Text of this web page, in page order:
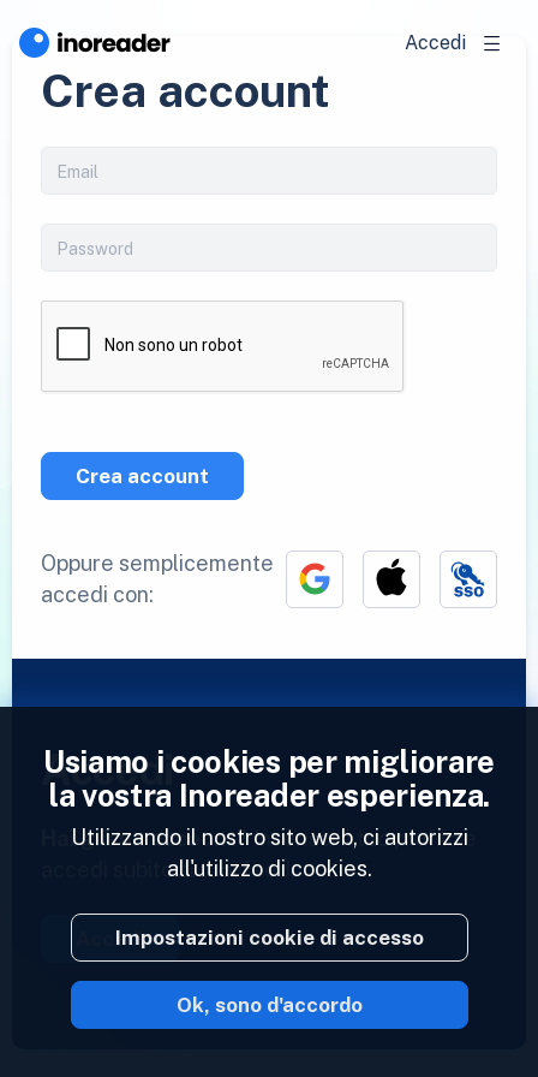
Accedi
Crea account
Crea account
Oppure semplicemente
accedi con:
Accedi
Hai già un account?Inserisci il tuo profilo e
accedi subito ai tuoi feed.
Accedi
2023 © Inoreader
Usiamo i cookies per migliorare
la vostra Inoreader esperienza.
Utilizzando il nostro sito web, ci autorizzi
all'utilizzo di cookies.
Impostazioni cookie di accesso
Ok, sono d'accordo